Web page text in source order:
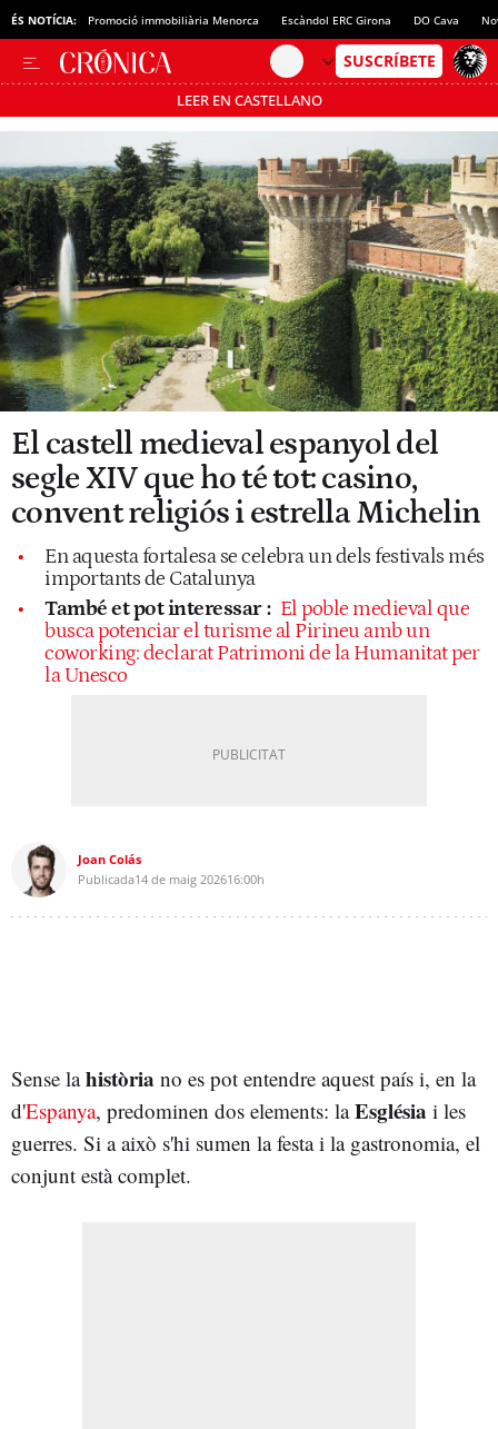
ÉS NOTÍCIA: Promoció immobiliària Menorca Escàndol ERC Girona DO Cava
LEER EN CASTELLANO
Passa’t al mode estalvi
El castell medieval espanyol del
segle XIV que ho té tot: casino,
convent religiós i estrella Michelin
En aquesta fortalesa se celebra un dels festivals més
importants de Catalunya
També et pot interessar : El poble medieval que
busca potenciar el turisme al Pirineu amb un
coworking: declarat Patrimoni de la Humanitat per
la Unesco
Joan Colás
Publicada14 de maig 202616:00h
Sense lahistòria no es pot entendre aquest país i, en la
d'Espanya, predominen dos elements: laEsglésia i les
guerres. Si a això s'hi sumen la festa i la gastronomia, el
conjunt està complet.